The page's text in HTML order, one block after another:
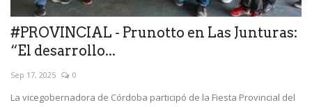
#PROVINCIAL - Prunotto en Las Junturas:
“El desarrollo...
Sep 17, 2025 0
La vicegobernadora de Córdoba participó de la Fiesta Provincial del